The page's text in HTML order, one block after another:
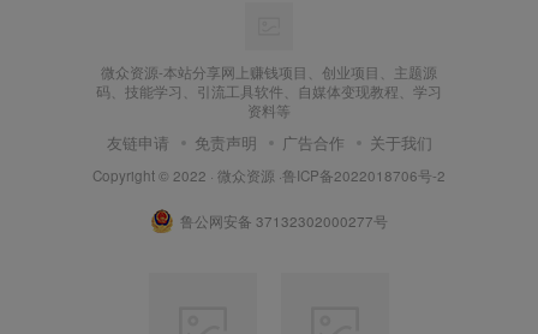
微众资源-本站分享网上赚钱项目、创业项目、主题源
码、技能学习、引流工具软件、自媒体变现教程、学习
资料等
友链申请 免责声明 广告合作 关于我们
Copyright © 2022 · 微众资源 ·鲁ICP备2022018706号-2
鲁公网安备 37132302000277号